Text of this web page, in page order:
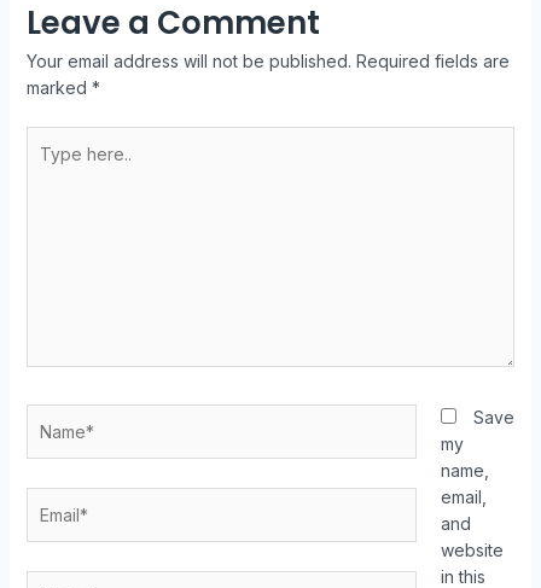
Leave a Comment
Your email address will not be published. Required fields are
marked *
Save
my
name,
email,
and
website
in this